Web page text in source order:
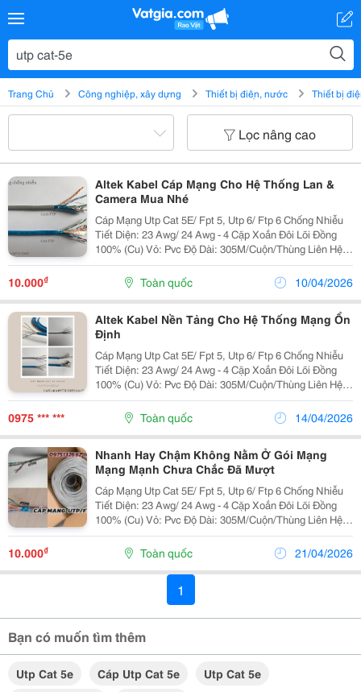
Trang Chủ Công nghiệp, xây dựng Thiết bị điện, nước Thiết bị
Lọc nâng cao
Altek Kabel Cáp Mạng Cho Hệ Thống Lan &
Camera Mua Nhé
Cáp Mạng Utp Cat 5E/ Fpt 5, Utp 6/ Ftp 6 Chống Nhiễu
Tiết Diện: 23 Awg/ 24 Awg - 4 Cặp Xoắn Đôi Lõi Đồng
100% (Cu) Vỏ: Pvc Độ Dài: 305M/Cuộn/Thùng Liên Hệ
Em : 0975 132 692 Để Được Tư Vấn, Mua Và Đặt Hàng
Nhanh Nhất
10.000₫ Toàn quốc 10/04/2026
Altek Kabel Nền Tảng Cho Hệ Thống Mạng Ổn
Định
Cáp Mạng Utp Cat 5E/ Fpt 5, Utp 6/ Ftp 6 Chống Nhiễu
Tiết Diện: 23 Awg/ 24 Awg - 4 Cặp Xoắn Đôi Lõi Đồng
100% (Cu) Vỏ: Pvc Độ Dài: 305M/Cuộn/Thùng Liên Hệ
Em : 0975 132 692 Để Được Tư Vấn, Mua Và Đặt Hàng
Nhanh Nhất
0975 *** *** Toàn quốc 14/04/2026
Nhanh Hay Chậm Không Nằm Ở Gói Mạng
Mạng Mạnh Chưa Chắc Đã Mượt
Cáp Mạng Utp Cat 5E/ Fpt 5, Utp 6/ Ftp 6 Chống Nhiễu
Tiết Diện: 23 Awg/ 24 Awg - 4 Cặp Xoắn Đôi Lõi Đồng
100% (Cu) Vỏ: Pvc Độ Dài: 305M/Cuộn/Thùng Liên Hệ
Em Thúy : 0975 132 692 Để Được Tư Vấn, Mua Và Đặt
Hàng Nhanh Nhất
10.000₫ Toàn quốc 21/04/2026
1
Bạn có muốn tìm thêm
Utp Cat 5e Cáp Utp Cat 5e
Utp Cat 5e